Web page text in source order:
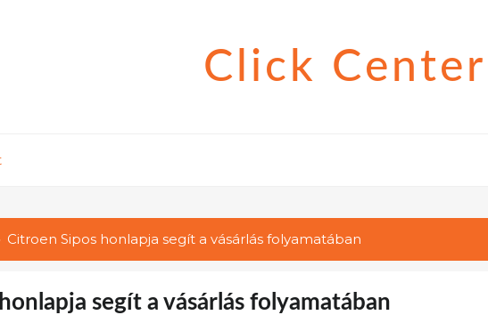
Click Center
Citroen Sipos honlapja segít a vásárlás folyamatában
segít a vásárlás folyamatában